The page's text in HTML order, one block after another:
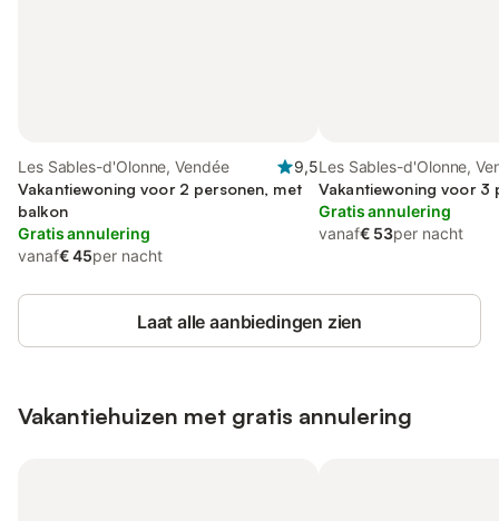
Les Sables-d'Olonne, Vendée
9,5
Vakantiewoning voor 2 personen, met
balkon
Gratis annulering
vanaf€ 45per nacht
Les Sables-d'Olonne,
Vakantiewoning voor 3
Gratis annulering
vanaf€ 53per nacht
Laat alle aanbiedingen zien
Vakantiehuizen met gratis annulering